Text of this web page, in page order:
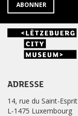
ABONNER
ADRESSE
14, rue du Saint-Esprit
L-1475 Luxembourg